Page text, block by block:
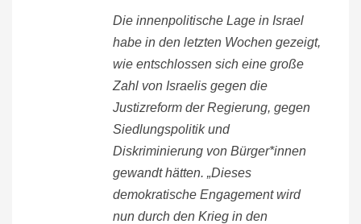
Die innenpolitische Lage in Israel
habe in den letzten Wochen gezeigt,
wie entschlossen sich eine große
Zahl von Israelis gegen die
Justizreform der Regierung, gegen
Siedlungspolitik und
Diskriminierung von Bürger*innen
gewandt hätten. „Dieses
demokratische Engagement wird
nun durch den Krieg in den